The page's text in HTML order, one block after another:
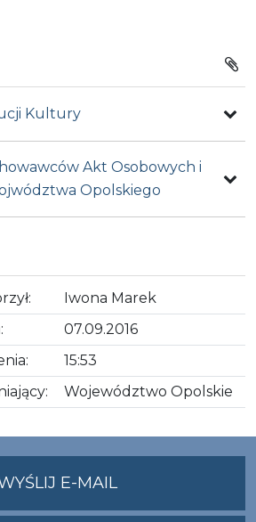
Kultury
Akt Osobowych i
Opolskiego
Iwona Marek
07.09.2016
15:53
Województwo Opolskie
E-MAILNA
ADRES